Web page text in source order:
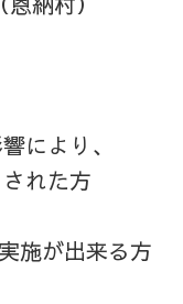
により、
れた方
施が出来る方